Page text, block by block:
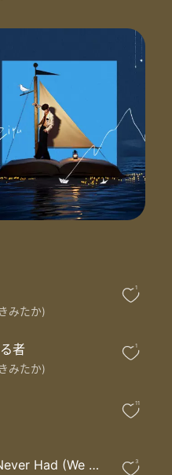
みたか)
1
者
みたか)
1
11
Everything You Never Had (We Had It All) 3